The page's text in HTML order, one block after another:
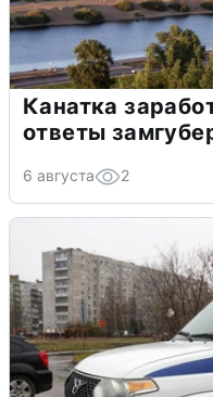
Канатка
ответы
6 августа 2